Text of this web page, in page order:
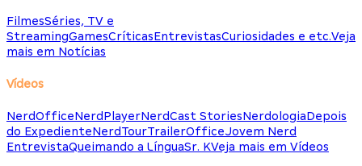
FilmesSéries, TV e
StreamingGamesCríticasEntrevistasCuriosidades e etc.Veja
mais em Notícias
Vídeos
NerdOfficeNerdPlayerNerdCast StoriesNerdologiaDepois
do ExpedienteNerdTourTrailerOfficeJovem Nerd
EntrevistaQueimando a LínguaSr. KVeja mais em Vídeos